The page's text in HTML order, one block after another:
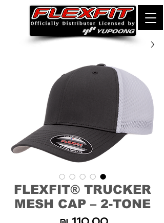
FLEXFIT® TRUCKER
MESH CAP – 2-TONE